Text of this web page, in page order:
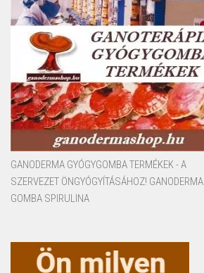
GANODERMA GYÓGYGOMBA TERMÉKEK - A
SZERVEZET ÖNGYÓGYÍTÁSÁHOZ! GANODERMA
GOMBA SPIRULINA